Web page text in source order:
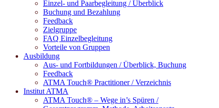
Einzel- und Paarbegleitung / Überblick
Buchung und Bezahlung
Feedback
Zielgruppe
FAQ Einzelbegleitung
Vorteile von Gruppen
Ausbildung
Aus- und Fortbildungen / Überblick, Buchung
Feedback
ATMA Touch® Practitioner / Verzeichnis
Institut ATMA
ATMA Touch® – Wege in’s Spüren /